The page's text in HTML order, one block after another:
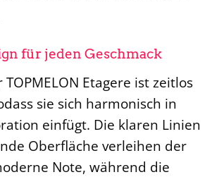
für jeden Geschmack
Etagere ist zeitlos
sie sich harmonisch in
einfügt. Die klaren Linien
Oberfläche verleihen der
Note, während die